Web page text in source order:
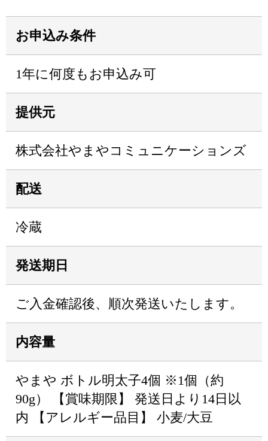
お申込み条件
1年に何度もお申込み可
提供元
株式会社やまやコミュニケーションズ
配送
冷蔵
発送期日
ご入金確認後、順次発送いたします。
内容量
やまや ボトル明太子4個 ※1個（約
90g） 【賞味期限】 発送日より14日以
内 【アレルギー品目】 小麦/大豆